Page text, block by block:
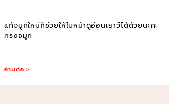
แก้จมูกใหม่ก็ช่วยให้ใบหน้าดูอ่อนเยาว์ได้ด้วยนะคะ
ทรงจมูก
อ่านต่อ >